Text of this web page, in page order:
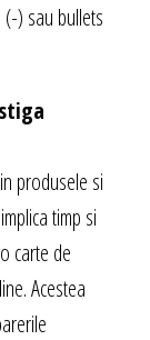
) sau bullets
produsele si
timp si
carte de
Acestea